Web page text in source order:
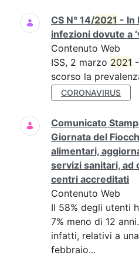
CS N° 14/2021 - In
infezioni dovute a
Contenuto Web
ISS, 2 marzo 2021
scorso la
CORONAVIRUS
Comunicato
Giornata del
alimentari,
servizi sanitari, ad
centri accreditati
Contenuto Web
Il 58% degli utenti
7% meno di 12
infatti, relativi a
febbraio...